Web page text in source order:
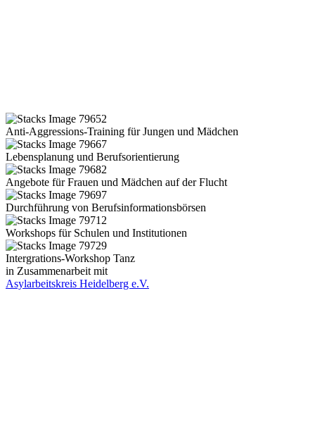
Anti-Aggressions-Training für Jungen und Mädchen
Lebensplanung und Berufsorientierung
Angebote für Frauen und Mädchen auf der Flucht
Durchführung von Berufsinformationsbörsen
Workshops für Schulen und Institutionen
Intergrations-Workshop Tanz
in Zusammenarbeit mit
Asylarbeitskreis Heidelberg e.V.